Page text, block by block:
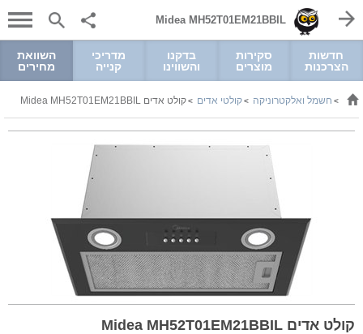
Midea MH52T01EM21BBIL
חדשות
הצרכנות
סקירות
מוצרים
בדקנו
והשווינו
מדריכי
קנייה
השוואת
מחירים
> חשמל ואלקטרוניקה >קולטי אדים >קולט אדים Midea MH52T01EM21BBIL
קולט אדים Midea MH52T01EM21BBIL